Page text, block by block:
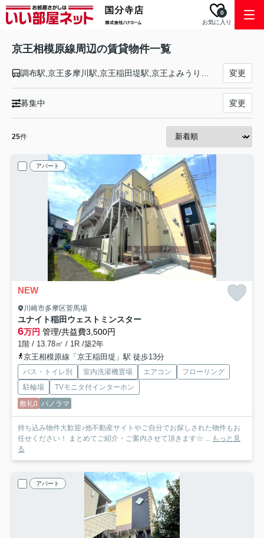
お気に入り
0
京王相模原線周辺の賃貸物件一覧
変更
募集中 変更
25件
アパート
NEW
川崎市多摩区菅馬場
ユナイト稲田ウェストミンスター
6万円 管理/共益費3,500円
1階 / 13.78㎡ / 1R /築2年
京王相模原線「京王稲田堤」駅 徒歩13分
バス・トイレ別 室内洗濯機置場 エアコン
フローリング
駐輪場
TVモニタ付インターホン
敷礼0 パノラマ
持ち込み物件大歓迎♪他不動産サイトやご自分でお探しされた物件もお
任せください！ まとめてご紹介・ご案内させて頂きます☆ ... もっと見
る
アパート